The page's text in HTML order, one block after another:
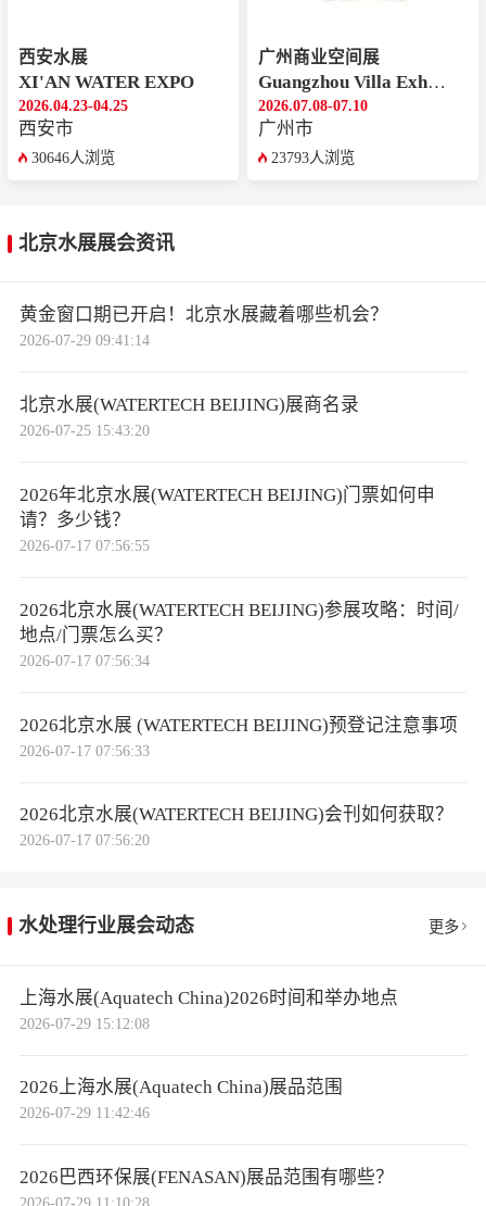
西安水展
XI'AN WATER EXPO
2026.04.23-04.25
西安市
30646人浏览
广州商业空间展
Guangzhou Villa Exhibition
2026.07.08-07.10
广州市
23793人浏览
北京水展展会资讯
黄金窗口期已开启！北京水展藏着哪些机会？
2026-07-29 09:41:14
北京水展(WATERTECH BEIJING)展商名录
2026-07-25 15:43:20
2026年北京水展(WATERTECH BEIJING)门票如何申
请？多少钱？
2026-07-17 07:56:55
2026北京水展(WATERTECH BEIJING)参展攻略：时间/
地点/门票怎么买？
2026-07-17 07:56:34
2026北京水展 (WATERTECH BEIJING)预登记注意事项
2026-07-17 07:56:33
2026北京水展(WATERTECH BEIJING)会刊如何获取？
2026-07-17 07:56:20
水处理行业展会动态 更多
上海水展(Aquatech China)2026时间和举办地点
2026-07-29 15:12:08
2026上海水展(Aquatech China)展品范围
2026-07-29 11:42:46
2026巴西环保展(FENASAN)展品范围有哪些？